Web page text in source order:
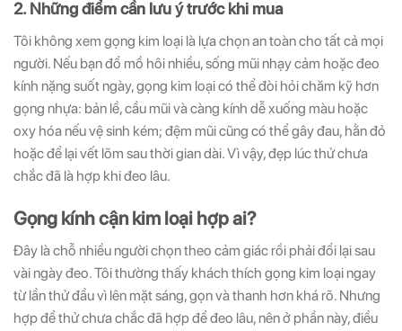
2. Những điểm cần lưu ý trước khi mua
Tôi không xem gọng kim loại là lựa chọn an toàn cho tất cả mọi
người. Nếu bạn đổ mồ hôi nhiều, sống mũi nhạy cảm hoặc đeo
kính nặng suốt ngày, gọng kim loại có thể đòi hỏi chăm kỹ hơn
gọng nhựa: bản lề, cầu mũi và càng kính dễ xuống màu hoặc
oxy hóa nếu vệ sinh kém; đệm mũi cũng có thể gây đau, hằn đỏ
hoặc để lại vết lõm sau thời gian dài. Vì vậy, đẹp lúc thử chưa
chắc đã là hợp khi đeo lâu.
Gọng kính cận kim loại hợp ai?
Đây là chỗ nhiều người chọn theo cảm giác rồi phải đổi lại sau
vài ngày đeo. Tôi thường thấy khách thích gọng kim loại ngay
từ lần thử đầu vì lên mặt sáng, gọn và thanh hơn khá rõ. Nhưng
hợp để thử chưa chắc đã hợp để đeo lâu, nên ở phần này, điều